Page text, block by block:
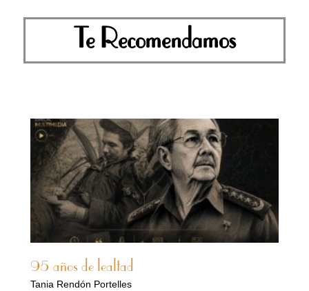
Te Recomendamos
95 años de lealtad
Tania Rendón Portelles